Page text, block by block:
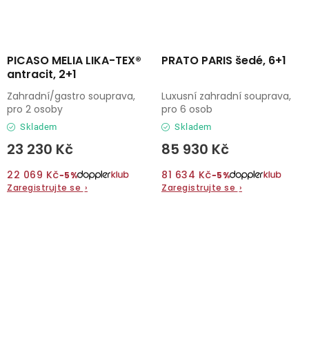
PICASO MELIA LIKA-TEX®
antracit, 2+1
Skladem
23 230 Kč
22 069 Kč−5%
Zaregistrujte se ›
Zahradní/gastro souprava,
pro 2 osoby
PRATO PARIS šedé, 6+1
Skladem
85 930 Kč
81 634 Kč−5%
Zaregistrujte se ›
Luxusní zahradní souprava,
pro 6 osob